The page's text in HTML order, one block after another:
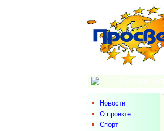
Новости
О проекте
Спорт